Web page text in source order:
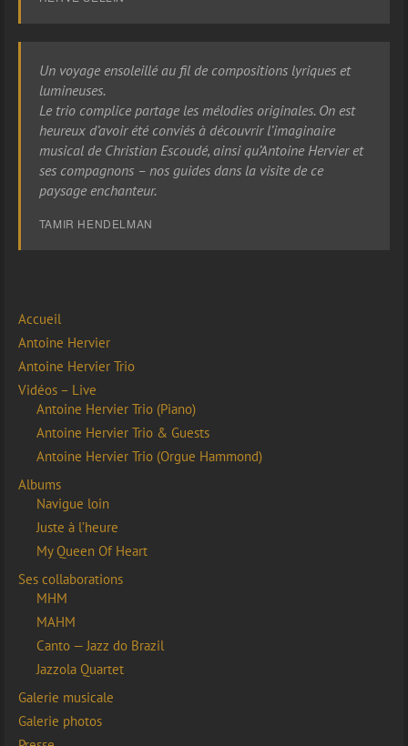
Un voyage ensoleillé au fil de compositions lyriques et
lumineuses.
Le trio complice partage les mélodies originales. On est
heureux d’avoir été conviés à découvrir l’imaginaire
musical de Christian Escoudé, ainsi qu’Antoine Hervier et
ses compagnons – nos guides dans la visite de ce
paysage enchanteur.
TAMIR HENDELMAN
Accueil
Antoine Hervier
Antoine Hervier Trio
Vidéos – Live
Antoine Hervier Trio (Piano)
Antoine Hervier Trio & Guests
Antoine Hervier Trio (Orgue Hammond)
Albums
Navigue loin
Juste à l’heure
My Queen Of Heart
Ses collaborations
MHM
MAHM
Canto — Jazz do Brazil
Jazzola Quartet
Galerie musicale
Galerie photos